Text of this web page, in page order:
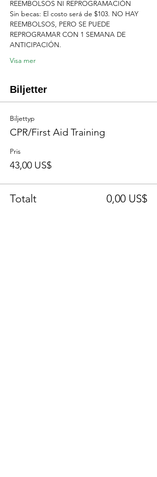
REEMBOLSOS NI REPROGRAMACIÓN
Sin becas: El costo será de $103. NO HAY
REEMBOLSOS, PERO SE PUEDE
REPROGRAMAR CON 1 SEMANA DE
ANTICIPACIÓN.
Visa mer
Biljetter
Biljettyp
CPR/First Aid Training
Pris
43,00 US$
Totalt 0,00 US$